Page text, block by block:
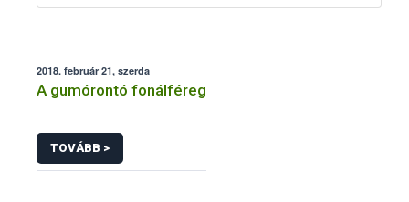
2018. február 21, szerda
A gumórontó fonálféreg
TOVÁBB >